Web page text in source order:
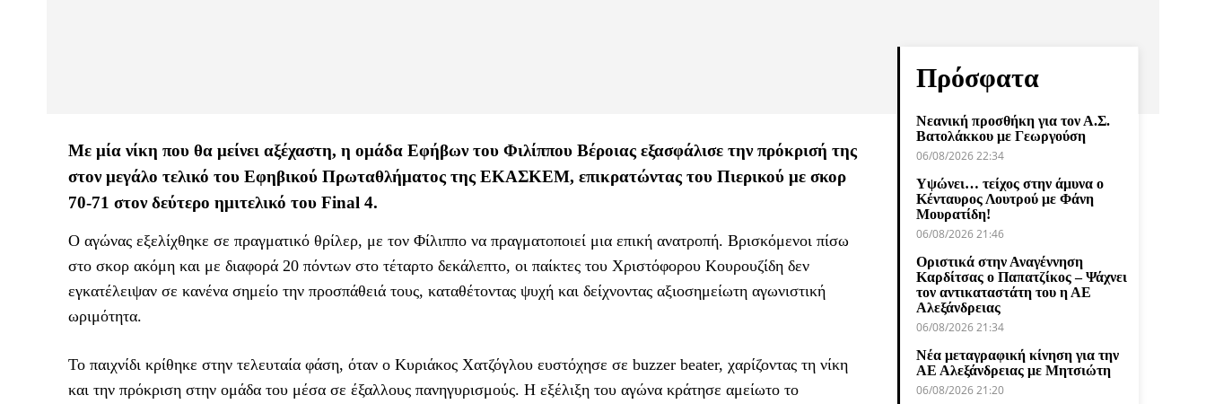
Με μία νίκη που θα μείνει αξέχαστη, η ομάδα Εφήβων του Φιλίππου Βέροιας εξασφάλισε την πρόκρισή της
στον μεγάλο τελικό του Εφηβικού Πρωταθλήματος της ΕΚΑΣΚΕΜ, επικρατώντας του Πιερικού με σκορ
70-71 στον δεύτερο ημιτελικό του Final 4.
Ο αγώνας εξελίχθηκε σε πραγματικό θρίλερ, με τον Φίλιππο να πραγματοποιεί μια επική ανατροπή. Βρισκόμενοι πίσω
στο σκορ ακόμη και με διαφορά 20 πόντων στο τέταρτο δεκάλεπτο, οι παίκτες του Χριστόφορου Κουρουζίδη δεν
εγκατέλειψαν σε κανένα σημείο την προσπάθειά τους, καταθέτοντας ψυχή και δείχνοντας αξιοσημείωτη αγωνιστική
ωριμότητα.
Το παιχνίδι κρίθηκε στην τελευταία φάση, όταν ο Κυριάκος Χατζόγλου ευστόχησε σε buzzer beater, χαρίζοντας τη νίκη
και την πρόκριση στην ομάδα του μέσα σε έξαλλους πανηγυρισμούς. Η εξέλιξη του αγώνα κράτησε αμείωτο το
Πρόσφατα
Νεανική προσθήκη για τον Α.Σ.
Βατολάκκου με Γεωργούση
06/08/2026 22:34
Υψώνει… τείχος στην άμυνα ο
Κένταυρος Λουτρού με Φάνη
Μουρατίδη!
06/08/2026 21:46
Οριστικά στην Αναγέννηση
Καρδίτσας ο Παπατζίκος – Ψάχνει
τον αντικαταστάτη του η ΑΕ
Αλεξάνδρειας
06/08/2026 21:34
Νέα μεταγραφική κίνηση για την
ΑΕ Αλεξάνδρειας με Μητσιώτη
06/08/2026 21:20